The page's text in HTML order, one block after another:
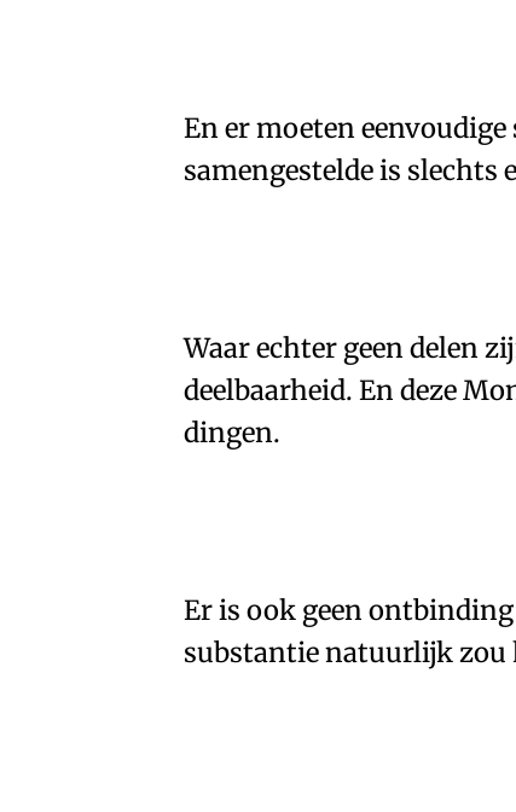
En er moeten
samengestelde is slechts
Waar echter geen delen
deelbaarheid. En deze
dingen.
Er is ook geen ontbinding
substantie natuurlijk zou